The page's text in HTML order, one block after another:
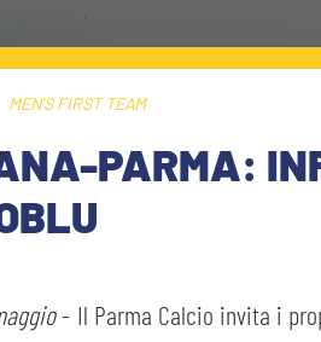
MEN'S FIRST TEAM
PARMA:
- Il Parma Calcio invita i